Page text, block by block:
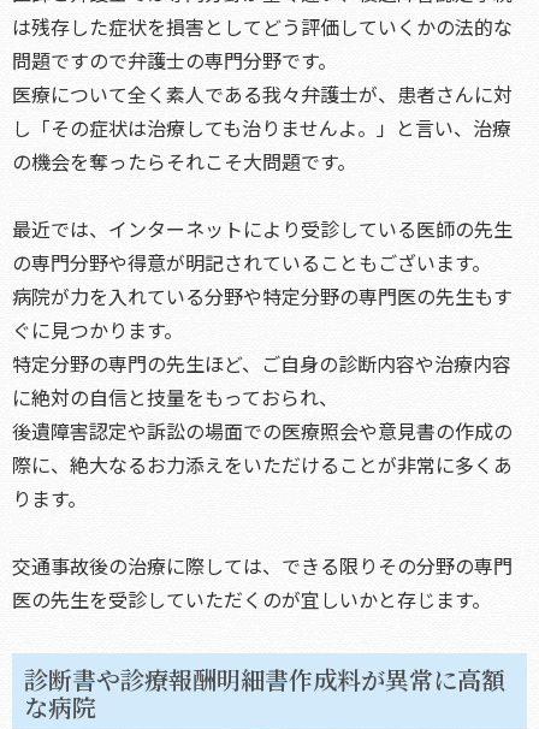
は残存した症状を損害としてどう評価していくかの法的な
問題ですので弁護士の専門分野です。
医療について全く素人である我々弁護士が、患者さんに対
し「その症状は治療しても治りませんよ。」と言い、治療
の機会を奪ったらそれこそ大問題です。
最近では、インターネットにより受診している医師の先生
の専門分野や得意が明記されていることもございます。
病院が力を入れている分野や特定分野の専門医の先生もす
ぐに見つかります。
特定分野の専門の先生ほど、ご自身の診断内容や治療内容
に絶対の自信と技量をもっておられ、
後遺障害認定や訴訟の場面での医療照会や意見書の作成の
際に、絶大なるお力添えをいただけることが非常に多くあ
ります。
交通事故後の治療に際しては、できる限りその分野の専門
医の先生を受診していただくのが宜しいかと存じます。
診断書や診療報酬明細書作成料が異常に高額
な病院